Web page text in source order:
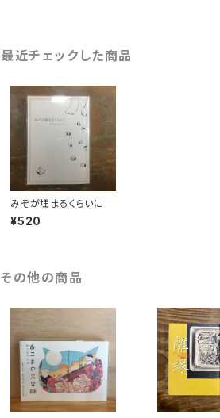
最近チェックした商品
みぞが埋まるくらいに
¥520
その他の商品